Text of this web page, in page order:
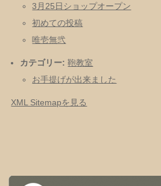
3月25日ショップオープン
初めての投稿
唯壱無弐
カテゴリー: 鞄教室
お手提げが出来ました
XML Sitemapを見る